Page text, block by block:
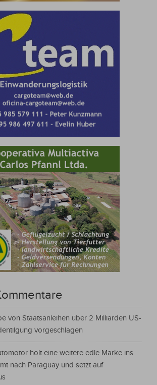
von Staatsanleihen über 2 Milliarden US-
vorgeschlagen
holt eine weitere edle Marke ins
nach Paraguay und setzt auf